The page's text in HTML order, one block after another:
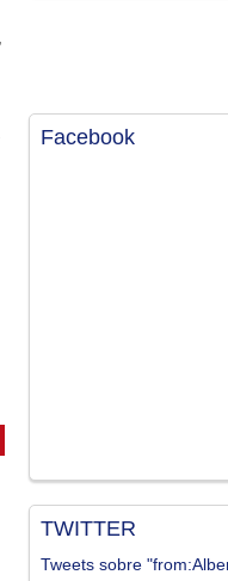
Facebook
TWITTER
Tweets sobre